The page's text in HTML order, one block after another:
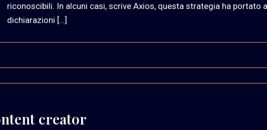
riconoscibili. In alcuni casi, scrive Axios, questa strategia ha portato a
dichiarazioni […]
creator